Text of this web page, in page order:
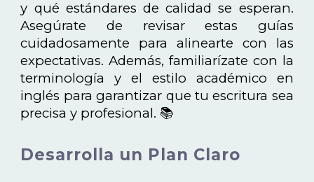
y qué estándares de calidad se esperan.
Asegúrate de revisar estas guías
cuidadosamente para alinearte con las
expectativas. Además, familiarízate con la
terminología y el estilo académico en
inglés para garantizar que tu escritura sea
precisa y profesional. 📚
Desarrolla un Plan Claro